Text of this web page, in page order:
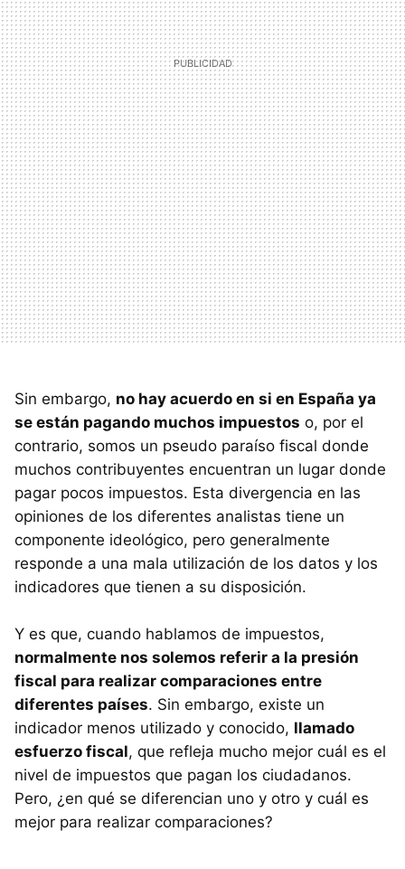
Sin embargo, no hay acuerdo en si en España ya
se están pagando muchos impuestos o, por el
contrario, somos un pseudo paraíso fiscal donde
muchos contribuyentes encuentran un lugar donde
pagar pocos impuestos. Esta divergencia en las
opiniones de los diferentes analistas tiene un
componente ideológico, pero generalmente
responde a una mala utilización de los datos y los
indicadores que tienen a su disposición.
Y es que, cuando hablamos de impuestos,
normalmente nos solemos referir a la presión
fiscal para realizar comparaciones entre
diferentes países. Sin embargo, existe un
indicador menos utilizado y conocido, llamado
esfuerzo fiscal, que refleja mucho mejor cuál es el
nivel de impuestos que pagan los ciudadanos.
Pero, ¿en qué se diferencian uno y otro y cuál es
mejor para realizar comparaciones?